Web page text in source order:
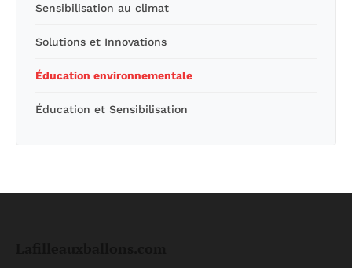
Sensibilisation au climat
Solutions et Innovations
Éducation environnementale
Éducation et Sensibilisation